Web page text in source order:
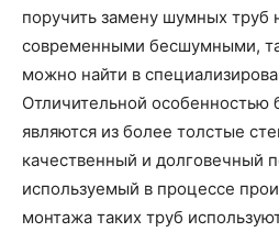
поручить замену шумных труб
современными бесшумными,
можно найти в
Отличительной особенностью
являются из более толстые
качественный и долговечный
используемый в процессе
монтажа таких труб